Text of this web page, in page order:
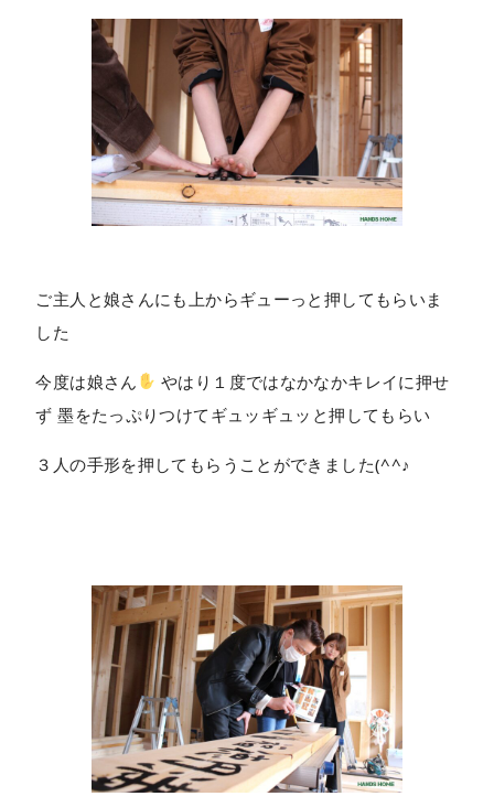
ご主人と娘さんにも上からギューっと押してもらいま
した
今度は娘さん
やはり１度ではなかなかキレイに押せ
ず 墨をたっぷりつけてギュッギュッと押してもらい
３人の手形を押してもらうことができました(^^♪